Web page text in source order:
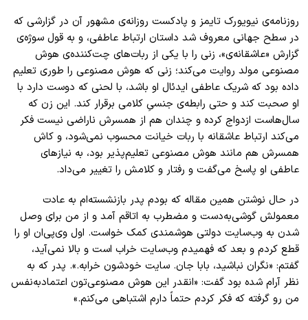
روزنامه‌ی نیویورک تایمز و پادکست روزانه‌ی مشهور آن در گزارشی که
در سطح جهانی معروف شد داستان ارتباط عاطفی، و به قول سوژه‌ی
گزارش «عاشقانه‌ی»، زنی را با یکی از ربات‌های چت‌کننده‌ی هوش
مصنوعی مولد روایت می‌کند؛ زنی که هوش مصنوعی را طوری تعلیم
داده بود که شریک عاطفی ایدئال او باشد، با لحنی که دوست دارد با
او صحبت کند و حتی رابطه‌ی جنسیِ کلامی برقرار کند. این زن که
سال‌هاست ازدواج کرده و چندان هم از همسرش ناراضی نیست فکر
می‌کند ارتباط عاشقانه با ربات خیانت محسوب نمی‌شود، و کاش
همسرش هم مانند هوش مصنوعی تعلیم‌پذیر بود، به نیازهای
عاطفی او پاسخ می‌گفت و رفتار و کلامش را تغییر می‌داد.
در حال نوشتن همین مقاله که بودم پدر بازنشسته‌ام به عادت
معمولش گوشی‌به‌دست و مضطرب به اتاقم آمد و از من برای وصل
شدن به وب‌سایت دولتی هوشمندی کمک خواست. اول وی‌پی‌ان او را
قطع کردم و بعد که فهمیدم وب‌سایت خراب است و بالا نمی‌آید،
گفتم: «نگران نباشید، بابا جان. سایت خودشون خرابه.». پدر که به
نظر آرام شده بود گفت: «انقدر این هوش مصنوعی‌تون اعتمادبه‌نفس
من رو گرفته که فکر کردم حتماً دارم اشتباهی می‌کنم.»